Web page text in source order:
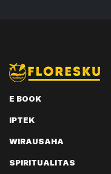
E BOOK
IPTEK
WIRAUSAHA
SPIRITUALITAS